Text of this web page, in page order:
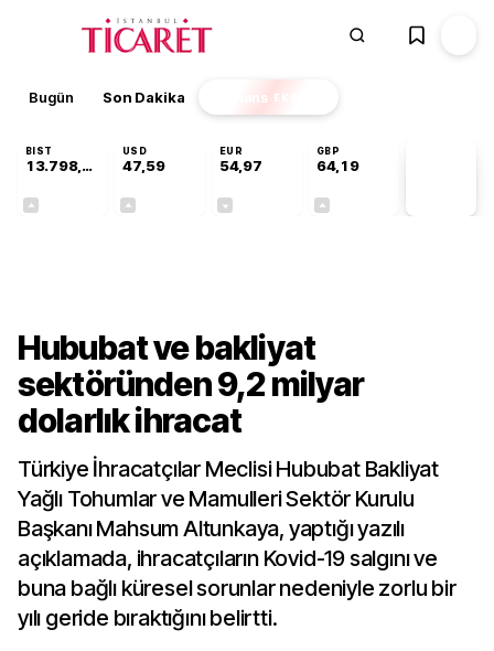
Bugün Son Dakika Finans EKSTRA
BIST
13.798,82
USD
47,59
EUR
54,97
GBP
64,19
Hububat ve bakliyat
sektöründen 9,2 milyar
dolarlık ihracat
Türkiye İhracatçılar Meclisi Hububat Bakliyat
Yağlı Tohumlar ve Mamulleri Sektör Kurulu
Başkanı Mahsum Altunkaya, yaptığı yazılı
açıklamada, ihracatçıların Kovid-19 salgını ve
buna bağlı küresel sorunlar nedeniyle zorlu bir
yılı geride bıraktığını belirtti.